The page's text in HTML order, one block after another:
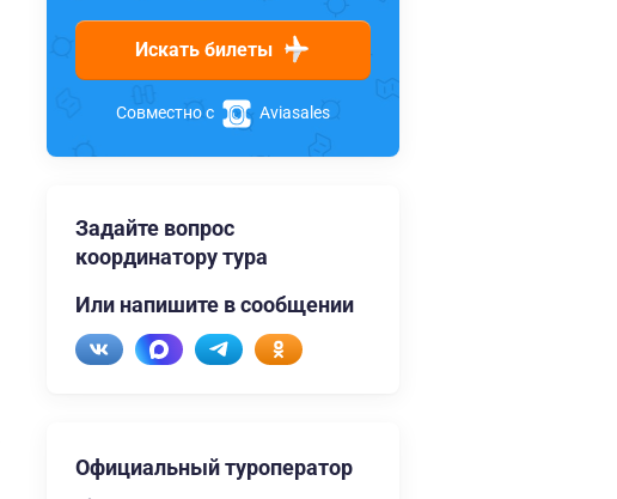
Искать билеты
Совместно с Aviasales
Задайте вопрос
координатору тура
Или напишите в сообщении
Официальный туроператор